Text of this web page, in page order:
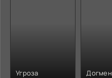
Угроза Догмен